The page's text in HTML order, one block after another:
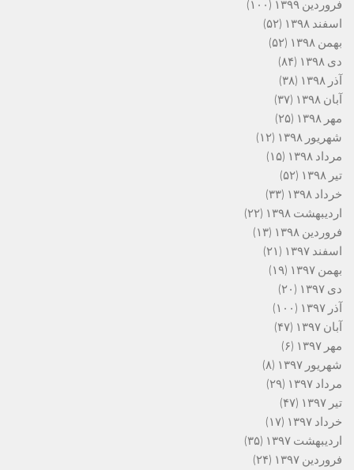
فروردین ۱۳۹۹
(۱۰۰)
اسفند ۱۳۹۸
(۵۲)
بهمن ۱۳۹۸
(۵۲)
دی ۱۳۹۸
(۸۴)
آذر ۱۳۹۸
(۳۸)
آبان ۱۳۹۸
(۳۷)
مهر ۱۳۹۸
(۲۵)
شهریور ۱۳۹۸
(۱۲)
مرداد ۱۳۹۸
(۱۵)
تیر ۱۳۹۸
(۵۲)
خرداد ۱۳۹۸
(۳۳)
اردیبهشت ۱۳۹۸
(۲۲)
فروردین ۱۳۹۸
(۱۳)
اسفند ۱۳۹۷
(۲۱)
بهمن ۱۳۹۷
(۱۹)
دی ۱۳۹۷
(۲۰)
آذر ۱۳۹۷
(۱۰۰)
آبان ۱۳۹۷
(۴۷)
مهر ۱۳۹۷
(۶)
شهریور ۱۳۹۷
(۸)
مرداد ۱۳۹۷
(۲۹)
تیر ۱۳۹۷
(۴۷)
خرداد ۱۳۹۷
(۱۷)
اردیبهشت ۱۳۹۷
(۳۵)
فروردین ۱۳۹۷
(۲۴)